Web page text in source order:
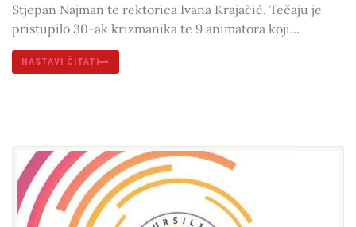
Stjepan Najman te rektorica Ivana Krajačić. Tečaju je
pristupilo 30-ak krizmanika te 9 animatora koji...
NASTAVI ČITATI